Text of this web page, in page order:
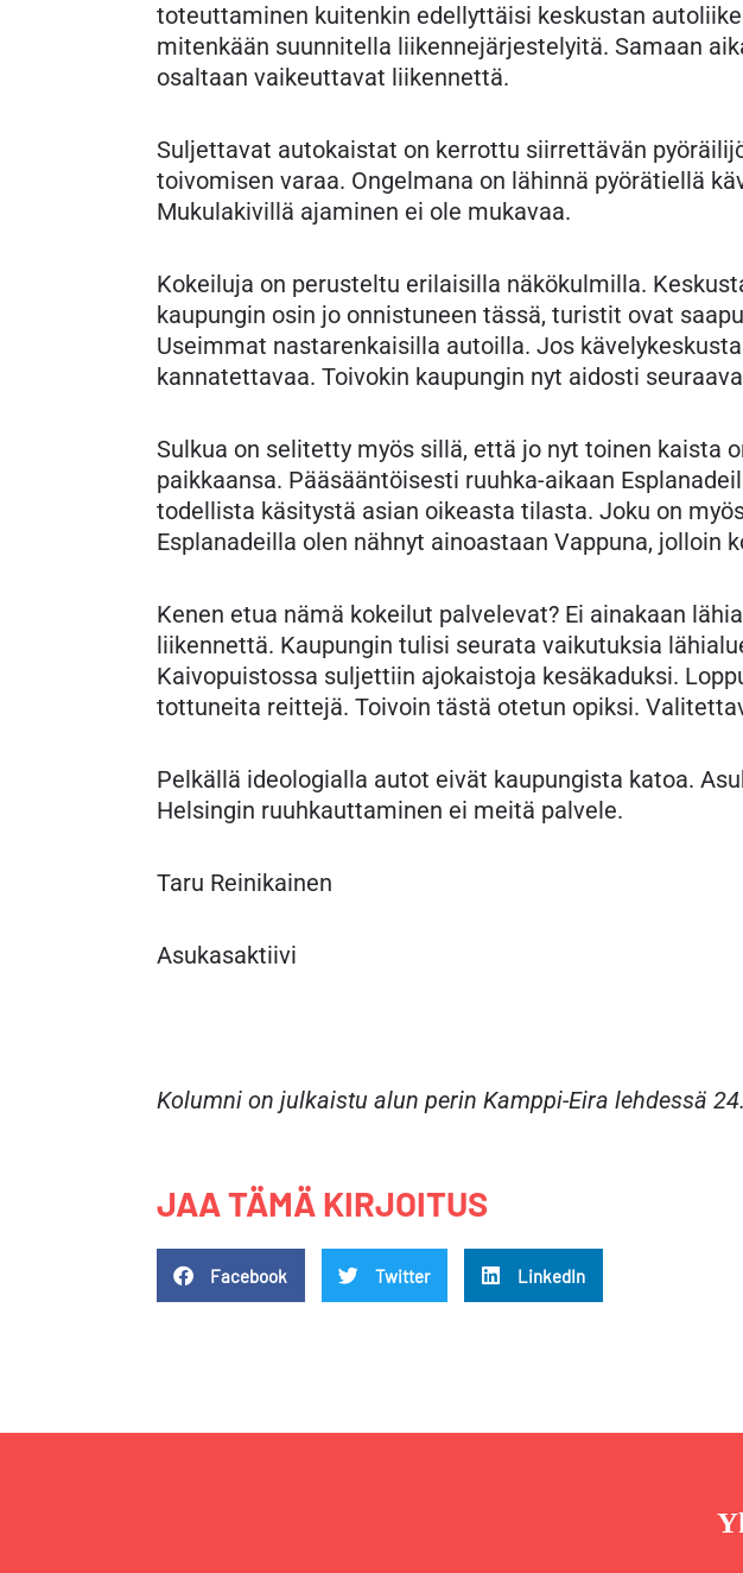
toteuttaminen kuitenkin edellyttäisi keskustan
mitenkään suunnitella liikennejärjestelyitä. Samaan
osaltaan vaikeuttavat liikennettä.
Suljettavat autokaistat on kerrottu siirrettävän
toivomisen varaa. Ongelmana on lähinnä pyörätiellä
Mukulakivillä ajaminen ei ole mukavaa.
Kokeiluja on perusteltu erilaisilla näkökulmilla.
kaupungin osin jo onnistuneen tässä, turistit ovat
Useimmat nastarenkaisilla autoilla. Jos
kannatettavaa. Toivokin kaupungin nyt aidosti
Sulkua on selitetty myös sillä, että jo nyt toinen kaista
paikkaansa. Pääsääntöisesti ruuhka-aikaan
todellista käsitystä asian oikeasta tilasta. Joku on
Esplanadeilla olen nähnyt ainoastaan Vappuna, jolloin
Kenen etua nämä kokeilut palvelevat? Ei ainakaan
liikennettä. Kaupungin tulisi seurata vaikutuksia
Kaivopuistossa suljettiin ajokaistoja kesäkaduksi.
tottuneita reittejä. Toivoin tästä otetun opiksi.
Pelkällä ideologialla autot eivät kaupungista katoa.
Helsingin ruuhkauttaminen ei meitä palvele.
Taru Reinikainen
Asukasaktiivi
Kolumni on julkaistu alun perin Kamppi-Eira lehdessä
JAA TÄMÄ KIRJOITUS
Facebook Twitter LinkedIn